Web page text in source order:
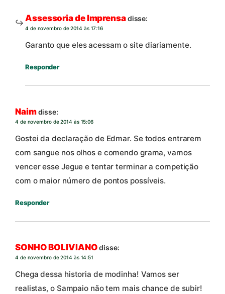
Assessoria de Imprensadisse:
4 de novembro de 2014 às 17:16
Garanto que eles acessam o site diariamente.
Responder
Naimdisse:
4 de novembro de 2014 às 15:06
Gostei da declaração de Edmar. Se todos entrarem
com sangue nos olhos e comendo grama, vamos
vencer esse Jegue e tentar terminar a competição
com o maior número de pontos possíveis.
Responder
SONHO BOLIVIANO disse:
4 de novembro de 2014 às 14:51
Chega dessa historia de modinha! Vamos ser
realistas, o Sampaio não tem mais chance de subir!